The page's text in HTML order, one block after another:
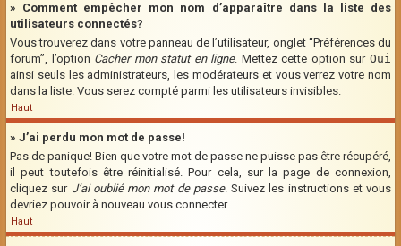
» Comment empêcher mon nom d’apparaître dans la liste des
utilisateurs connectés?
Vous trouverez dans votre panneau de l’utilisateur, onglet “Préférences du
forum”, l’option Cacher mon statut en ligne. Mettez cette option surOui
ainsi seuls les administrateurs, les modérateurs et vous verrez votre nom
dans la liste. Vous serez compté parmi les utilisateurs invisibles.
Haut
» J’ai perdu mon mot de passe!
Pas de panique! Bien que votre mot de passe ne puisse pas être récupéré,
il peut toutefois être réinitialisé. Pour cela, sur la page de connexion,
cliquez sur J’ai oublié mon mot de passe. Suivez les instructions et vous
devriez pouvoir à nouveau vous connecter.
Haut